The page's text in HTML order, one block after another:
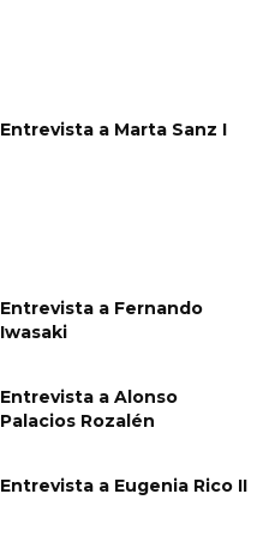
Entrevista a Marta Sanz I
Entrevista a Fernando
Iwasaki
Entrevista a Alonso
Palacios Rozalén
Entrevista a Eugenia Rico II